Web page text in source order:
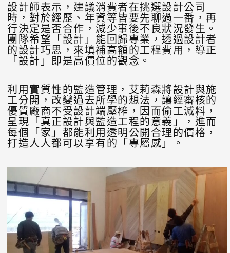
設計師表示，建議消費者在挑選設計公司
時，對於經歷、年資等皆要先聊過一番，再
行決定是否合作，減少事後不良狀況發生。
團隊希望「設計」能回歸專業，透過設計者
的設計巧思，來填補高額的工程費用，導正
「設計」即是高價位的觀念。
利用實質性的監造管理，艾莉森將設計與施
工分開，改變過去所學的想法，讓經審核的
優質廠商不受設計端壓榨，因而偷工減料，
呈現「真正設計與監造工程的意義」，進而
每個「家」都能利用透明公開合理的價格，
打造人人都可以享有的「專屬感」。